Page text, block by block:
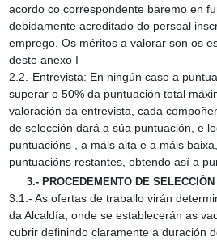
acordo co correspondente baremo en
debidamente acreditado do persoal
emprego. Os méritos a valorar son os
deste anexo I
2.2.‑Entrevista: En ningún caso a
superar o 50% da puntuación total
valoración da entrevista, cada
de selección dará a súa puntuación, e
puntuacións , a máis alta e a máis
puntuacións restantes, obtendo así a
3.‑ PROCEDEMENTO DE SELECCIÓN
3.1.‑ As ofertas de traballo virán
da Alcaldía, onde se establecerán as
cubrir definindo claramente a duración